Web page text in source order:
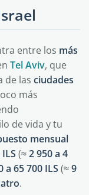
entre los más
Tel Aviv, que
de las ciudades
más
de vida y tu
mensual
(≈2 950 a 4
a 65 700 ILS (≈9
.